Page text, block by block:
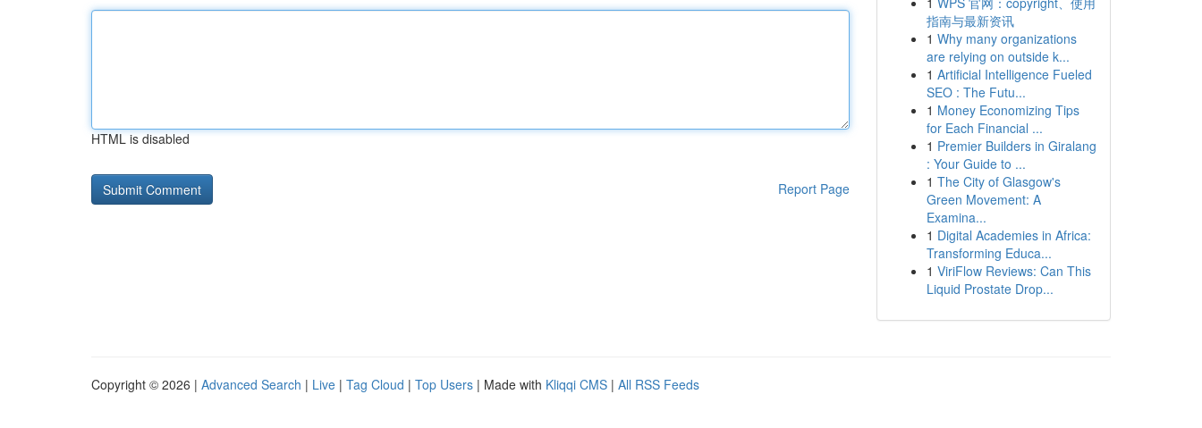
HTML is disabled
Report Page
指南与最新资讯
1 Why many organizations
are relying on outside k...
1 Artificial Intelligence Fueled
SEO : The Futu...
1 Money Economizing Tips
for Each Financial ...
1 Premier Builders in Giralang
: Your Guide to ...
1 The City of Glasgow's
Green Movement: A
Examina...
1 Digital Academies in Africa:
Transforming Educa...
1 ViriFlow Reviews: Can This
Liquid Prostate Drop...
Copyright © 2026 | Advanced Search | Live | Tag Cloud | Top Users | Made with Kliqqi CMS | All RSS Feeds